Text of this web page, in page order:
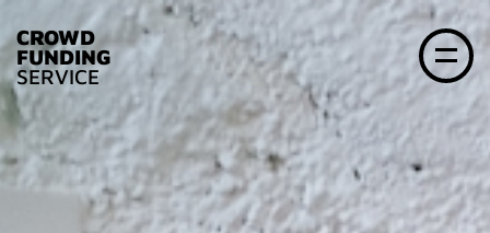
CROWD
FUNDING
SERVICE